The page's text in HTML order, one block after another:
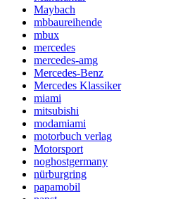
Maybach
mbbaureihende
mbux
mercedes
mercedes-amg
Mercedes-Benz
Mercedes Klassiker
miami
mitsubishi
modamiami
motorbuch verlag
Motorsport
noghostgermany
nürburgring
papamobil